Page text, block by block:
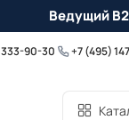
Ведущий
90-30 +7 (495)